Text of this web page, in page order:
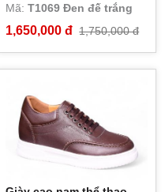
Mã:T1069 Đen đế trắng
1,650,000 đ 1,750,000 đ